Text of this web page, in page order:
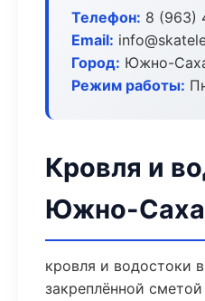
Телефон: 8 (963)
Email:
Город: Южно-
Режим работы:
Кровля и
Южно-
кровля и водостоки
закреплённой